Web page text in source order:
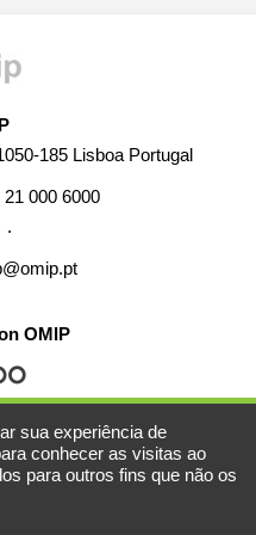
185 Lisboa Portugal
21 000 6000
.
OMIP
reservados
MAPA WEB
LEGAL
sua experiência de
conhecer as visitas ao
para outros fins que não os